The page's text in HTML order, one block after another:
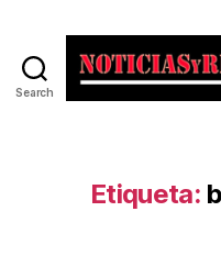
Search
Etiqueta: